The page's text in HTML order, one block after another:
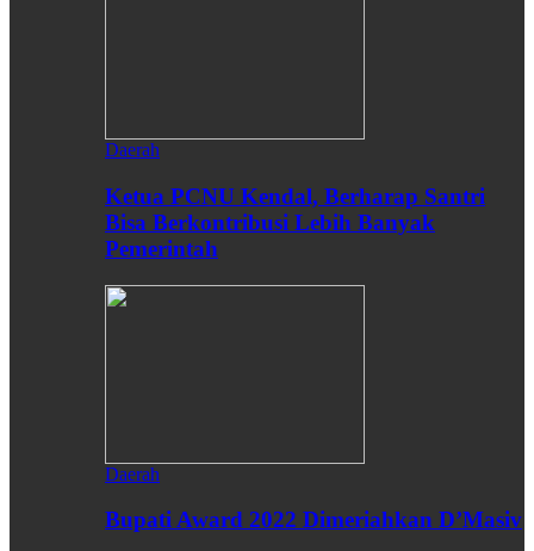
Daerah
Ketua PCNU Kendal, Berharap Santri
Bisa Berkontribusi Lebih Banyak
Pemerintah
Daerah
Bupati Award 2022 Dimeriahkan D’Masiv